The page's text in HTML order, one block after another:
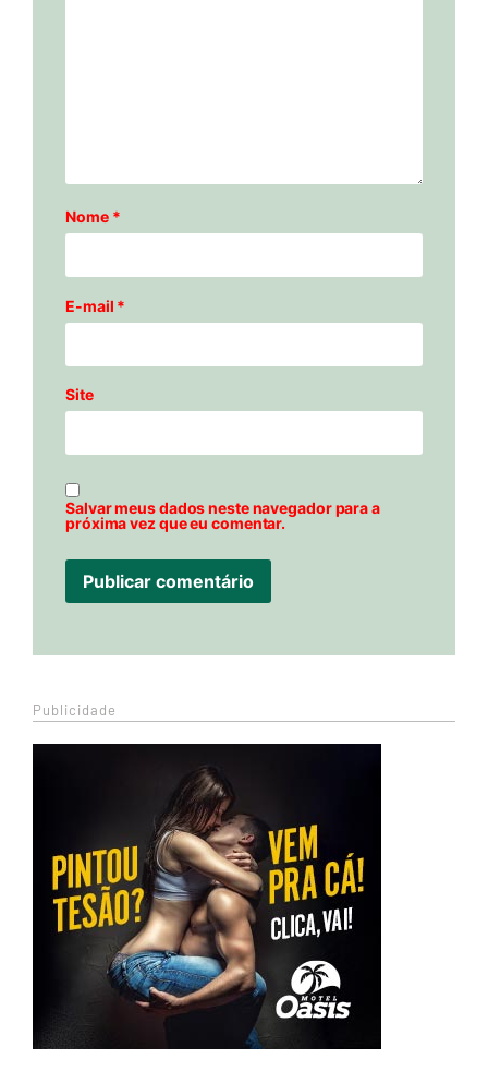
Nome *
E-mail *
Site
Salvar meus dados neste navegador para a
próxima vez que eu comentar.
Publicidade